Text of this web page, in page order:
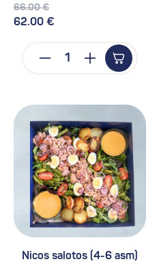
66.00 €
62.00 €
Nicos salotos (4-6 asm)